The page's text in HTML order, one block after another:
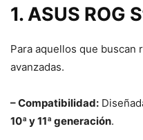
1. ASUS ROG
Para aquellos que buscan
avanzadas.
– Compatibilidad:
10ª y 11ª generación.